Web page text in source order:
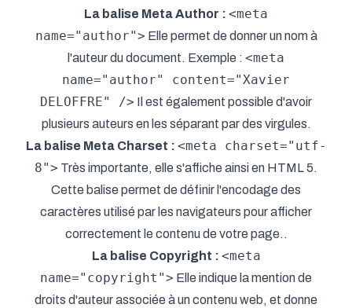
La balise Meta Author : <meta
name="author"> Elle permet de donner un nom à
l'auteur du document. Exemple : <meta
name="author" content="Xavier
DELOFFRE" /> Il est également possible d'avoir
plusieurs auteurs en les séparant par des virgules.
La balise Meta Charset : <meta charset="utf-
8"> Très importante, elle s'affiche ainsi en HTML 5.
Cette balise permet de définir l'encodage des
caractères utilisé par les navigateurs pour afficher
correctement le contenu de votre page..
La balise Copyright : <meta
name="copyright"> Elle indique la mention de
droits d'auteur associée à un contenu web, et donne